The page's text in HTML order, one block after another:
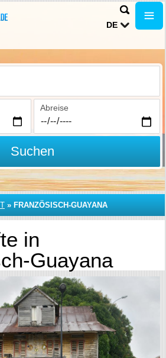
DE
Abreise
Suchen
» FRANZÖSISCH-GUAYANA
in
Guayana